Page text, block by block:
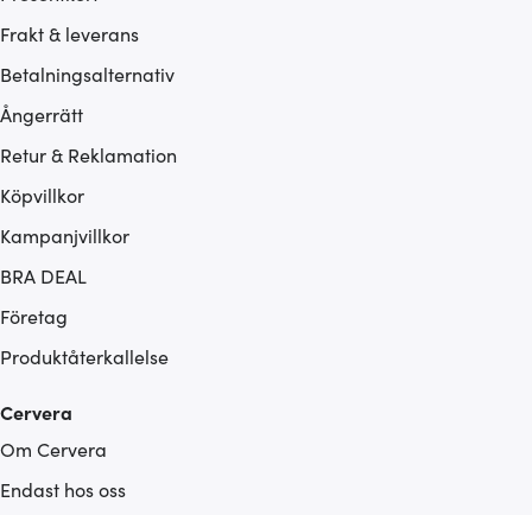
Frakt & leverans
Betalningsalternativ
Ångerrätt
Retur & Reklamation
Köpvillkor
Kampanjvillkor
BRA DEAL
Företag
Produktåterkallelse
Cervera
Om Cervera
Endast hos oss